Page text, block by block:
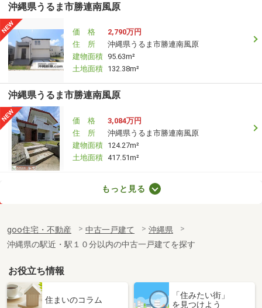
沖縄県うるま市勝連南風原
価 格
2,790万円
住 所
沖縄県うるま市勝連南風原
建物面積 95.63m²
土地面積 132.38m²
沖縄県うるま市勝連南風原
価 格
3,084万円
住 所
沖縄県うるま市勝連南風原
建物面積 124.27m²
土地面積 417.51m²
沖縄県宮古島市平良字狩俣
建物面積 170.16m²
土地面積 897.86m²
沖縄県中頭郡北谷町字砂辺
価 格
7,500万円
もっと見る
goo住宅・不動産 中古一戸建て
沖縄県
沖縄県の駅近・駅１０分以内の中古一戸建てを探す
お役立ち情報
住まいのコラム
「住みたい街」
を見つけよう